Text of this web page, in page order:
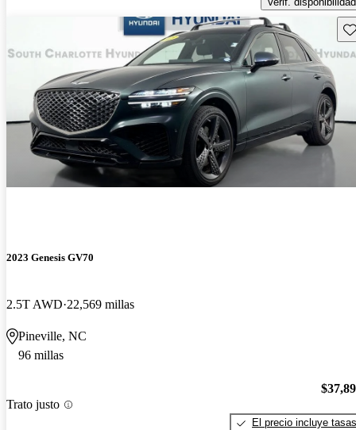
2023 Genesis GV70
2.5T AWD 22,569 millas
Pineville, NC
96 millas
Trato justo
El precio incluye tasas